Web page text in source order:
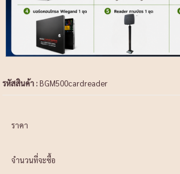
รหัสสินค้า :BGM500cardreader
ราคา
จำนวนที่จะซื้อ